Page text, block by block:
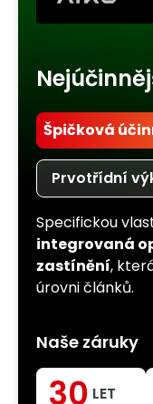
Špičková
Prvotřídní
Specifickou
integrovaná
zastínění,
úrovni článků.
Naše záruky
30 LET